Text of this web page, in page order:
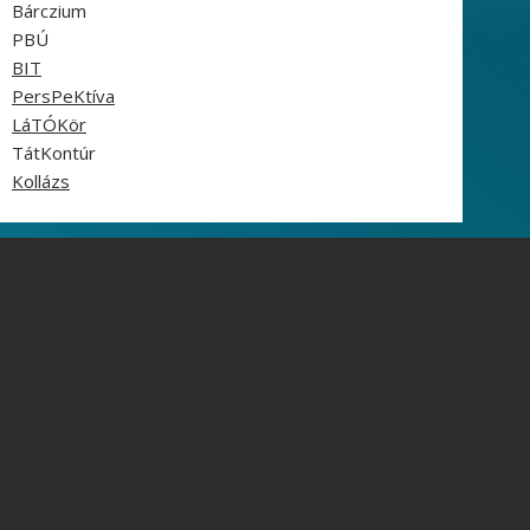
Bárczium
PBÚ
BIT
PersPeKtíva
LáTÓKör
TátKontúr
Kollázs